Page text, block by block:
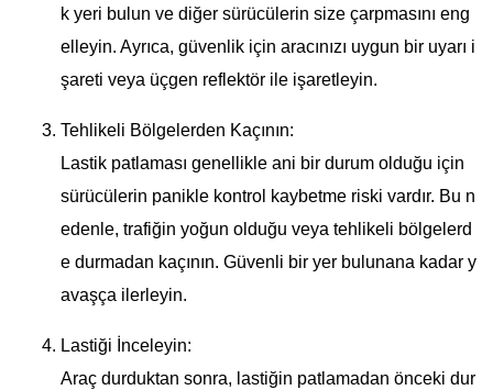
k yeri bulun ve diğer sürücülerin size çarpmasını eng
elleyin. Ayrıca, güvenlik için aracınızı uygun bir uyarı i
şareti veya üçgen reflektör ile işaretleyin.
Tehlikeli Bölgelerden Kaçının:
Lastik patlaması genellikle ani bir durum olduğu için
sürücülerin panikle kontrol kaybetme riski vardır. Bu n
edenle, trafiğin yoğun olduğu veya tehlikeli bölgelerd
e durmadan kaçının. Güvenli bir yer bulunana kadar y
avaşça ilerleyin.
Lastiği İnceleyin:
Araç durduktan sonra, lastiğin patlamadan önceki dur